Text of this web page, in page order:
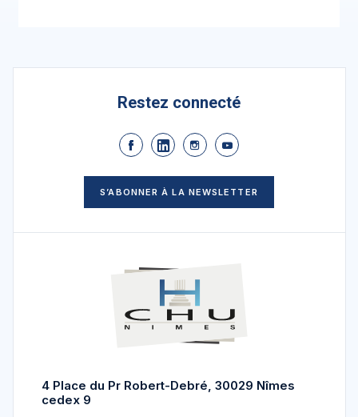
Restez connecté
S’ABONNER À LA NEWSLETTER
4 Place du Pr Robert-Debré, 30029 Nîmes
cedex 9